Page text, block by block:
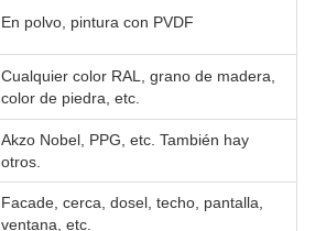
En polvo, pintura con PVDF
Cualquier color RAL, grano de madera,
color de piedra, etc.
Akzo Nobel, PPG, etc. También hay
otros.
Facade, cerca, dosel, techo, pantalla,
ventana, etc.